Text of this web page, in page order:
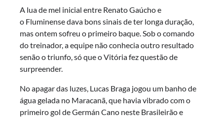
A lua de mel inicial entre Renato Gaúcho e
o Fluminense dava bons sinais de ter longa duração,
mas ontem sofreu o primeiro baque. Sob o comando
do treinador, a equipe não conhecia outro resultado
senão o triunfo, só que o Vitória fez questão de
surpreender.
No apagar das luzes, Lucas Braga jogou um banho de
água gelada no Maracanã, que havia vibrado com o
primeiro gol de Germán Cano neste Brasileirão e